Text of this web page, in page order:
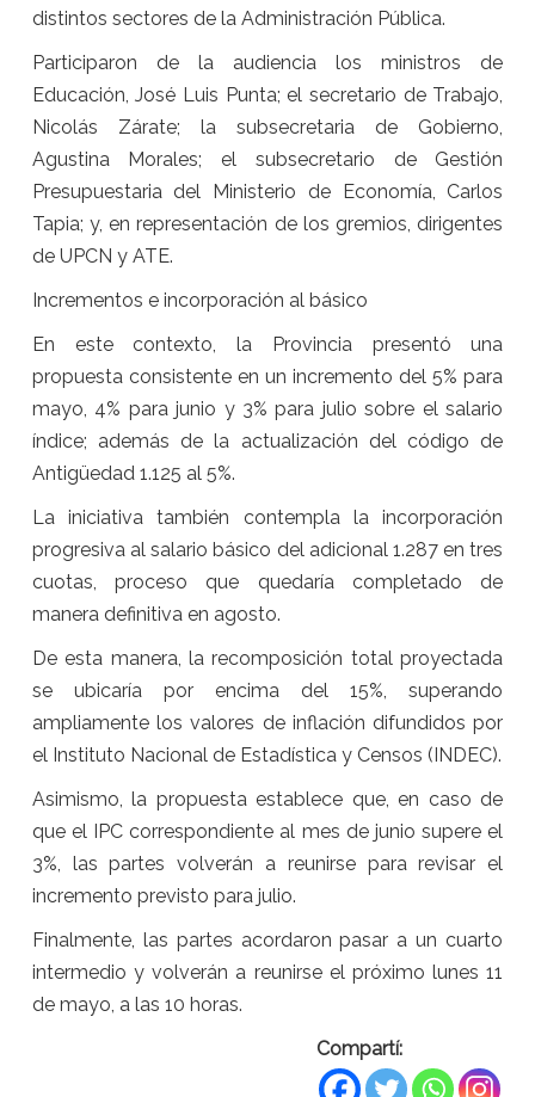
distintos sectores de la Administración Pública.
Participaron de la audiencia los ministros de
Educación, José Luis Punta; el secretario de Trabajo,
Nicolás Zárate; la subsecretaria de Gobierno,
Agustina Morales; el subsecretario de Gestión
Presupuestaria del Ministerio de Economía, Carlos
Tapia; y, en representación de los gremios, dirigentes
de UPCN y ATE.
Incrementos e incorporación al básico
En este contexto, la Provincia presentó una
propuesta consistente en un incremento del 5% para
mayo, 4% para junio y 3% para julio sobre el salario
índice; además de la actualización del código de
Antigüedad 1.125 al 5%.
La iniciativa también contempla la incorporación
progresiva al salario básico del adicional 1.287 en tres
cuotas, proceso que quedaría completado de
manera definitiva en agosto.
De esta manera, la recomposición total proyectada
se ubicaría por encima del 15%, superando
ampliamente los valores de inflación difundidos por
el Instituto Nacional de Estadística y Censos (INDEC).
Asimismo, la propuesta establece que, en caso de
que el IPC correspondiente al mes de junio supere el
3%, las partes volverán a reunirse para revisar el
incremento previsto para julio.
Finalmente, las partes acordaron pasar a un cuarto
intermedio y volverán a reunirse el próximo lunes 11
de mayo, a las 10 horas.
Compartí: